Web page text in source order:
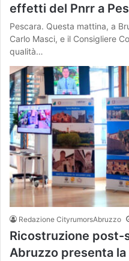
effetti del Pnrr a
Pescara. Questa mattina, a
Carlo Masci, e il Consigliere
qualità…
Redazione CityrumorsAbruzzo
Ricostruzione post-
Abruzzo presenta